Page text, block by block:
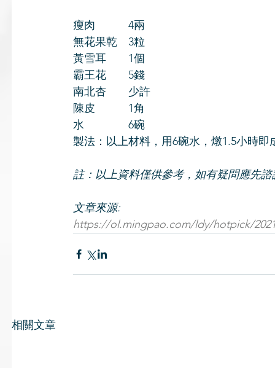
瘦肉　　　4兩
無花果乾　3粒
黃雪耳　　1個
霸王花　　5錢
南北杏　　少許
陳皮　　　1角
水　　　　6碗
製法：以上材料，用6碗水，燉1.5小時即
註：以上資料僅供參考，如有疑問應先
文章來源:
https://ol.mingpao.com/ldy/hotpick/
相關文章